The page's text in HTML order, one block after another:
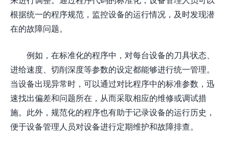
根据统一的程序规范，监控设备的运行情况，及时发现潜
在的故障问题。
例如，在标准化的程序中，对每台设备的刀具状态、
进给速度、切削深度等参数的设定都能够进行统一管理。
当设备出现异常时，可以通过对比程序中的标准参数，迅
速找出偏差和问题所在，从而采取相应的维修或调试措
施。此外，规范化的程序也有助于记录设备的运行历史，
便于设备管理人员对设备进行定期维护和故障排查。